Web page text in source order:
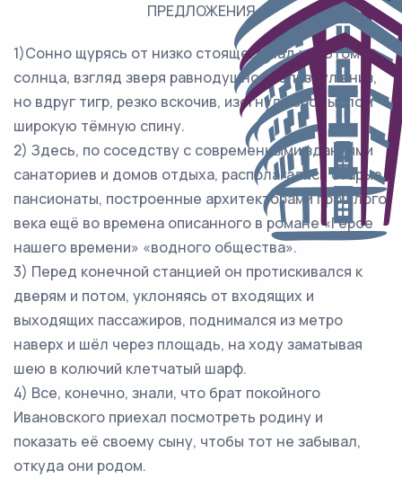
ПРЕДЛОЖЕНИЯ
1)Сонно щурясь от низко стоящего над хребтом
солнца, взгляд зверя равнодушно скользнул вниз,
но вдруг тигр, резко вскочив, изогнул коромыслом
широкую тёмную спину.
2) Здесь, по соседству с современными зданиями
санаториев и домов отдыха, располагались старые
пансионаты, построенные архитекторами прошлого
века ещё во времена описанного в романе «Герое
нашего времени» «водного общества».
3) Перед конечной станцией он протискивался к
дверям и потом, уклоняясь от входящих и
выходящих пассажиров, поднимался из метро
наверх и шёл через площадь, на ходу заматывая
шею в колючий клетчатый шарф.
4) Все, конечно, знали, что брат покойного
Ивановского приехал посмотреть родину и
показать её своему сыну, чтобы тот не забывал,
откуда они родом.